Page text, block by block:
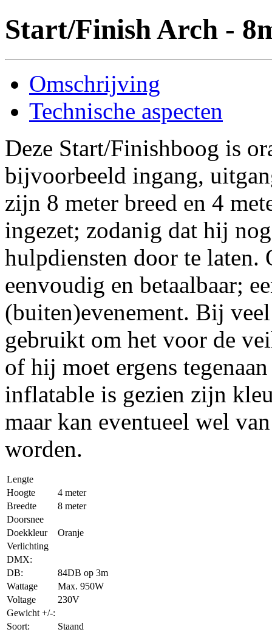
Start/Finish Arch -
Omschrijving
Technische aspecten
Deze Start/Finishboog is
bijvoorbeeld ingang,
zijn 8 meter breed en 4
ingezet; zodanig dat hij
hulpdiensten door te laten.
eenvoudig en betaalbaar;
(buiten)evenement. Bij
gebruikt om het voor de
of hij moet ergens
inflatable is gezien zijn
maar kan eventueel wel
worden.
Lengte
Hoogte
4 meter
Breedte
8 meter
Doorsnee
Doekkleur
Oranje
Verlichting
DMX:
DB:
84DB op 3m
Wattage
Max. 950W
Voltage
230V
Gewicht +/-:
Soort:
Staand